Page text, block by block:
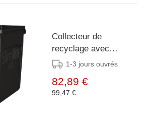
Collecteur de
recyclage avec
conduits d'aération
noir 60L
1-3 jours ouvrés
82,89 €
99,47 €